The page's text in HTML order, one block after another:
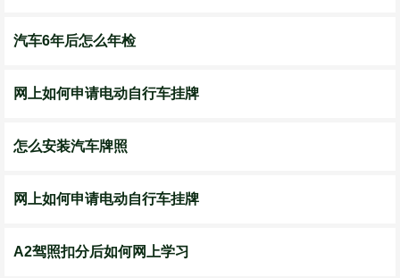
汽车6年后怎么年检
网上如何申请电动自行车挂牌
怎么安装汽车牌照
网上如何申请电动自行车挂牌
A2驾照扣分后如何网上学习